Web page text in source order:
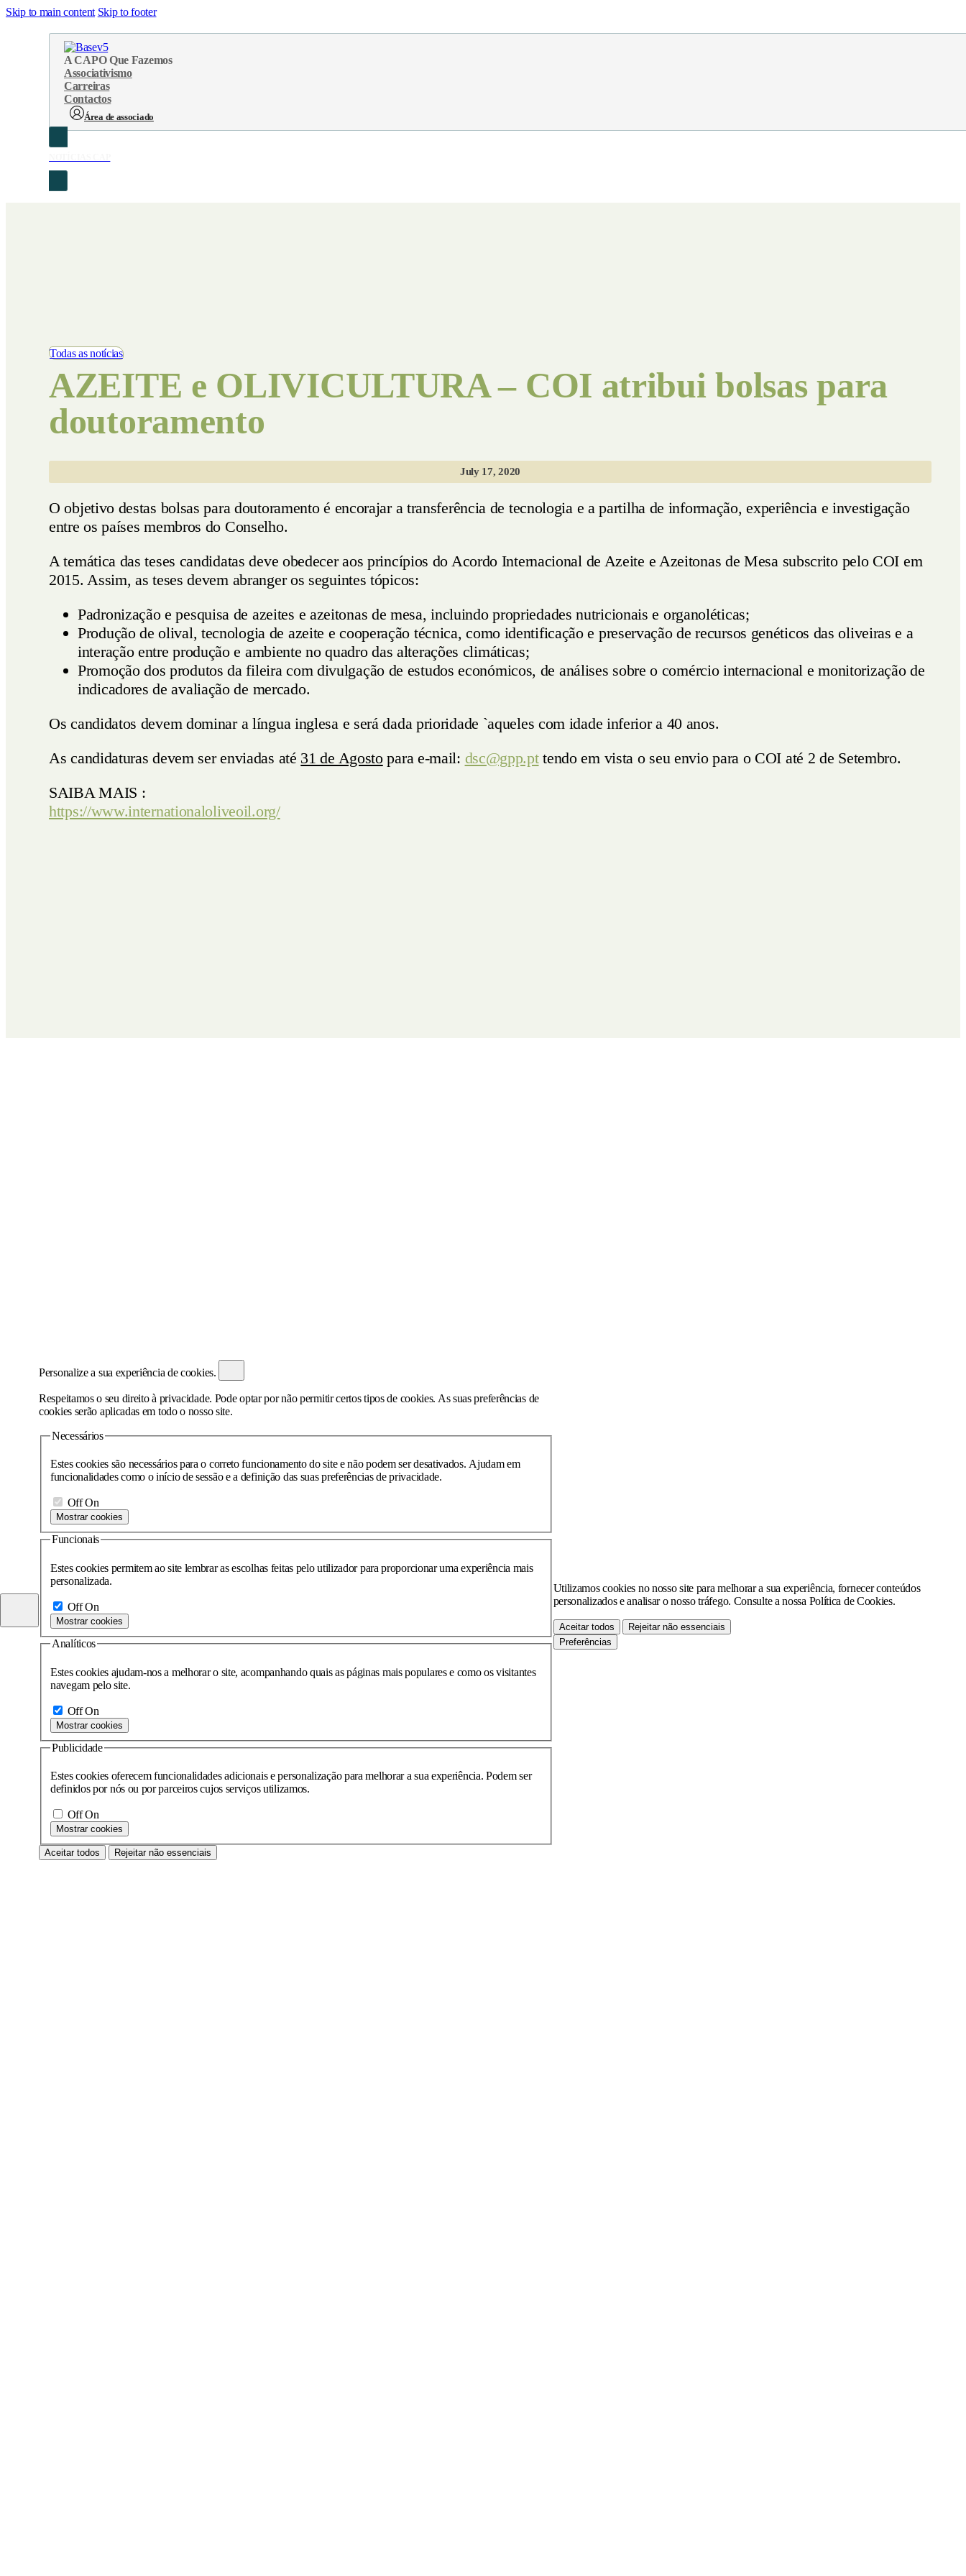
Personalize a sua experiência de cookies.
Respeitamos o seu direito à privacidade. Pode optar por não permitir certos tipos de cookies. As suas preferências de
cookies serão aplicadas em todo o nosso site.
Necessários
Estes cookies são necessários para o correto funcionamento do site e não podem ser desativados. Ajudam em
funcionalidades como o início de sessão e a definição das suas preferências de privacidade.
Off On
Mostrar cookies
Funcionais
Estes cookies permitem ao site lembrar as escolhas feitas pelo utilizador para proporcionar uma experiência mais
personalizada.
Off On
Mostrar cookies
Analíticos
Estes cookies ajudam-nos a melhorar o site, acompanhando quais as páginas mais populares e como os visitantes
navegam pelo site.
Off On
Mostrar cookies
Publicidade
Estes cookies oferecem funcionalidades adicionais e personalização para melhorar a sua experiência. Podem ser
definidos por nós ou por parceiros cujos serviços utilizamos.
Off On
Mostrar cookies
Aceitar todos Rejeitar não essenciais
Utilizamos cookies no nosso site para melhorar a sua experiência, fornecer conteúdos
personalizados e analisar o nosso tráfego. Consulte a nossa Política de Cookies.
Aceitar todos
Rejeitar não essenciais
Preferências
Skip to main content Skip to footer
A CAPO Que Fazemos
Associativismo
Carreiras
Contactos
Área de associado
Todas as notícias
AZEITE e OLIVICULTURA – COI atribui bolsas para
doutoramento
July 17, 2020
O objetivo destas bolsas para doutoramento é encorajar a transferência de tecnologia e a partilha de informação, experiência e investigação
entre os países membros do Conselho.
A temática das teses candidatas deve obedecer aos princípios do Acordo Internacional de Azeite e Azeitonas de Mesa subscrito pelo COI em
2015. Assim, as teses devem abranger os seguintes tópicos:
Padronização e pesquisa de azeites e azeitonas de mesa, incluindo propriedades nutricionais e organoléticas;
Produção de olival, tecnologia de azeite e cooperação técnica, como identificação e preservação de recursos genéticos das oliveiras e a
interação entre produção e ambiente no quadro das alterações climáticas;
Promoção dos produtos da fileira com divulgação de estudos económicos, de análises sobre o comércio internacional e monitorização de
indicadores de avaliação de mercado.
Os candidatos devem dominar a língua inglesa e será dada prioridade `aqueles com idade inferior a 40 anos.
As candidaturas devem ser enviadas até 31 de Agostopara e-mail: dsc@gpp.pttendo em vista o seu envio para o COI até 2 de Setembro.
SAIBA MAIS :
https://www.internationaloliveoil.org/